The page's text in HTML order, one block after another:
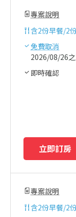
專案說明
含2份早餐/2
免費取消
2026/08/26
即時確認
立即訂房
專案說明
含2份早餐/2